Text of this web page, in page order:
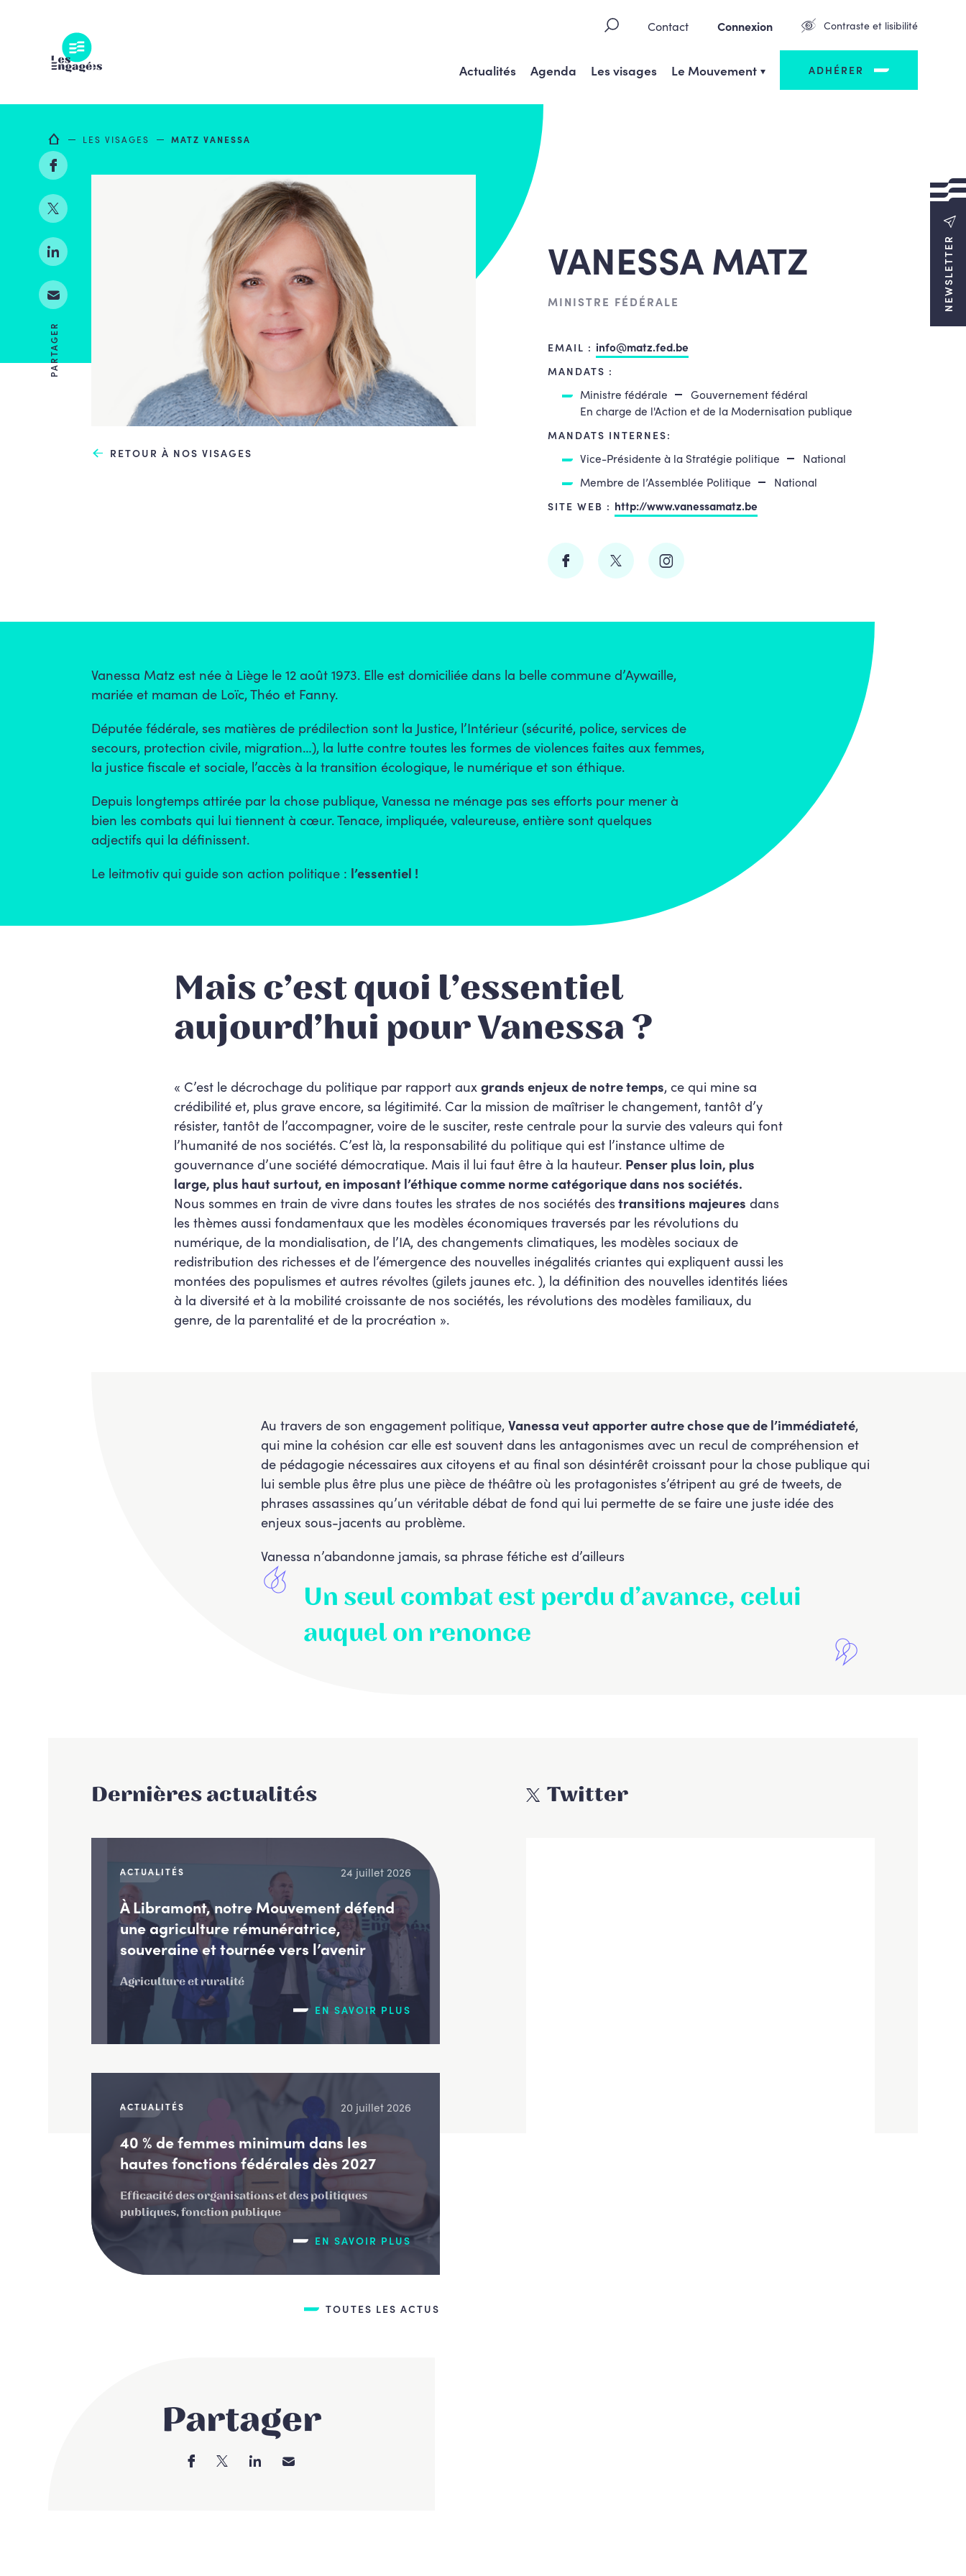
Contact Connexion Contraste et lisibilité
Actualités Agenda Les visages Le Mouvement ADHÉRER
NEWSLETTER
PARTAGER
LES VISAGES MATZ VANESSA
RETOUR À NOS VISAGES
VANESSA MATZ
MINISTRE FÉDÉRALE
EMAIL : info@matz.fed.be
MANDATS :
Ministre fédérale
Gouvernement fédéral
En charge de l'Action et de la Modernisation publique
MANDATS INTERNES:
Vice-Présidente à la Stratégie politique
National
Membre de l’Assemblée Politique
National
SITE WEB : http://www.vanessamatz.be
Vanessa Matz est née à Liège le 12 août 1973. Elle est domiciliée dans la belle commune d’Aywaille,
mariée et maman de Loïc, Théo et Fanny.
Députée fédérale, ses matières de prédilection sont la Justice, l’Intérieur (sécurité, police, services de
secours, protection civile, migration…), la lutte contre toutes les formes de violences faites aux femmes,
la justice fiscale et sociale, l’accès à la transition écologique, le numérique et son éthique.
Depuis longtemps attirée par la chose publique, Vanessa ne ménage pas ses efforts pour mener à
bien les combats qui lui tiennent à cœur. Tenace, impliquée, valeureuse, entière sont quelques
adjectifs qui la définissent.
Le leitmotiv qui guide son action politique : l’essentiel !
Mais c’est quoi l’essentiel
aujourd’hui pour Vanessa ?
« C’est le décrochage du politique par rapport auxgrands enjeux de notre temps, ce qui mine sa
crédibilité et, plus grave encore, sa légitimité. Car la mission de maîtriser le changement, tantôt d’y
résister, tantôt de l’accompagner, voire de le susciter, reste centrale pour la survie des valeurs qui font
l’humanité de nos sociétés. C’est là, la responsabilité du politique qui est l’instance ultime de
gouvernance d’une société démocratique. Mais il lui faut être à la hauteur. Penser plus loin, plus
large, plus haut surtout, en imposant l’éthique comme norme catégorique dans nos sociétés.
Nous sommes en train de vivre dans toutes les strates de nos sociétés destransitions majeures dans
les thèmes aussi fondamentaux que les modèles économiques traversés par les révolutions du
numérique, de la mondialisation, de l’IA, des changements climatiques, les modèles sociaux de
redistribution des richesses et de l’émergence des nouvelles inégalités criantes qui expliquent aussi les
montées des populismes et autres révoltes (gilets jaunes etc. ), la définition des nouvelles identités liées
à la diversité et à la mobilité croissante de nos sociétés, les révolutions des modèles familiaux, du
genre, de la parentalité et de la procréation ».
Au travers de son engagement politique,Vanessa veut apporter autre chose que de l’immédiateté,
qui mine la cohésion car elle est souvent dans les antagonismes avec un recul de compréhension et
de pédagogie nécessaires aux citoyens et au final son désintérêt croissant pour la chose publique qui
lui semble plus être plus une pièce de théâtre où les protagonistes s’étripent au gré de tweets, de
phrases assassines qu’un véritable débat de fond qui lui permette de se faire une juste idée des
enjeux sous-jacents au problème.
Vanessa n’abandonne jamais, sa phrase fétiche est d’ailleurs
Un seul combat est perdu d’avance, celui
auquel on renonce
Twitter
Dernières actualités
ACTUALITÉS 24 juillet 2026
À Libramont, notre Mouvement défend
une agriculture rémunératrice,
souveraine et tournée vers l’avenir
Agriculture et ruralité
EN SAVOIR PLUS
ACTUALITÉS 20 juillet 2026
40 % de femmes minimum dans les
hautes fonctions fédérales dès 2027
Efficacité des organisations et des politiques
publiques, fonction publique
EN SAVOIR PLUS
TOUTES LES ACTUS
Partager